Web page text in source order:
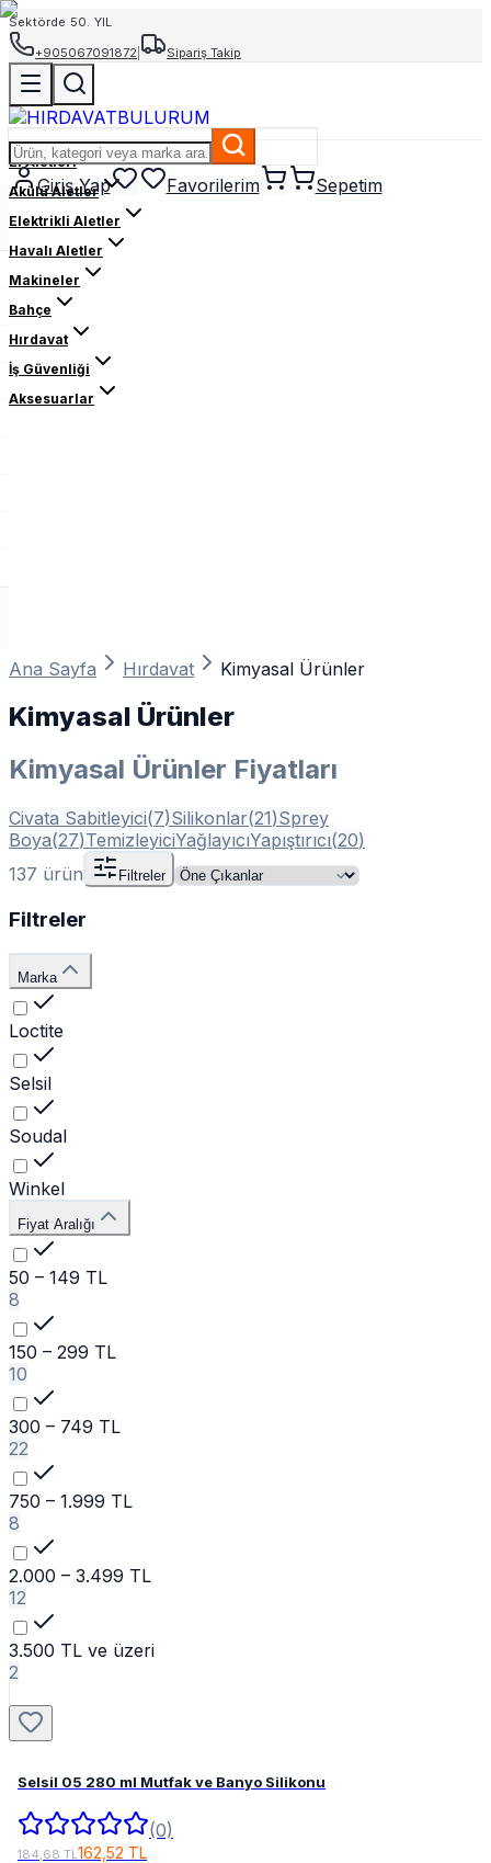
Sektörde 50. YIL
+905067091872
Sipariş Takip
Giriş Yap Favorilerim Sepetim
El Aletleri
Akülü Aletler
Elektrikli Aletler
Havalı Aletler
Makineler
Bahçe
Hırdavat
İş Güvenliği
Aksesuarlar
Ana Sayfa Hırdavat Kimyasal Ürünler
Kimyasal Ürünler
Kimyasal Ürünler Fiyatları
Civata Sabitleyici(7)Silikonlar(21)Sprey
Boya(27)TemizleyiciYağlayıcıYapıştırıcı(20)
137 ürün Filtreler
Filtreler
Marka
Loctite
Selsil
Soudal
Winkel
Fiyat Aralığı
50 – 149 TL
8
150 – 299 TL
10
300 – 749 TL
22
750 – 1.999 TL
8
2.000 – 3.499 TL
12
3.500 TL ve üzeri
2
Selsil 05 280 ml Mutfak ve Banyo Silikonu
(0)
184,68 TL 162,52 TL